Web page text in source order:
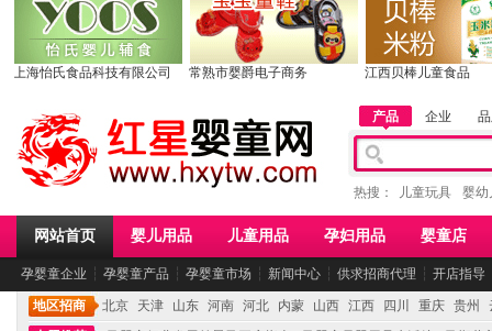
上海怡氏食品科技有限公司 常熟市婴爵电子商务 江西贝棒儿童食品
产品 企业
热搜： 儿童玩具 婴幼
网站首页 婴儿用品 儿童用品 孕妇用品 婴童店
孕婴童企业 ┆ 孕婴童产品 ┆ 孕婴童市场 ┆ 新闻中心 ┆ 供求招商代理 ┆ 开店指导
地区招商 北京 天津 山东 河南 河北 内蒙 山西 江西 四川 重庆 贵州